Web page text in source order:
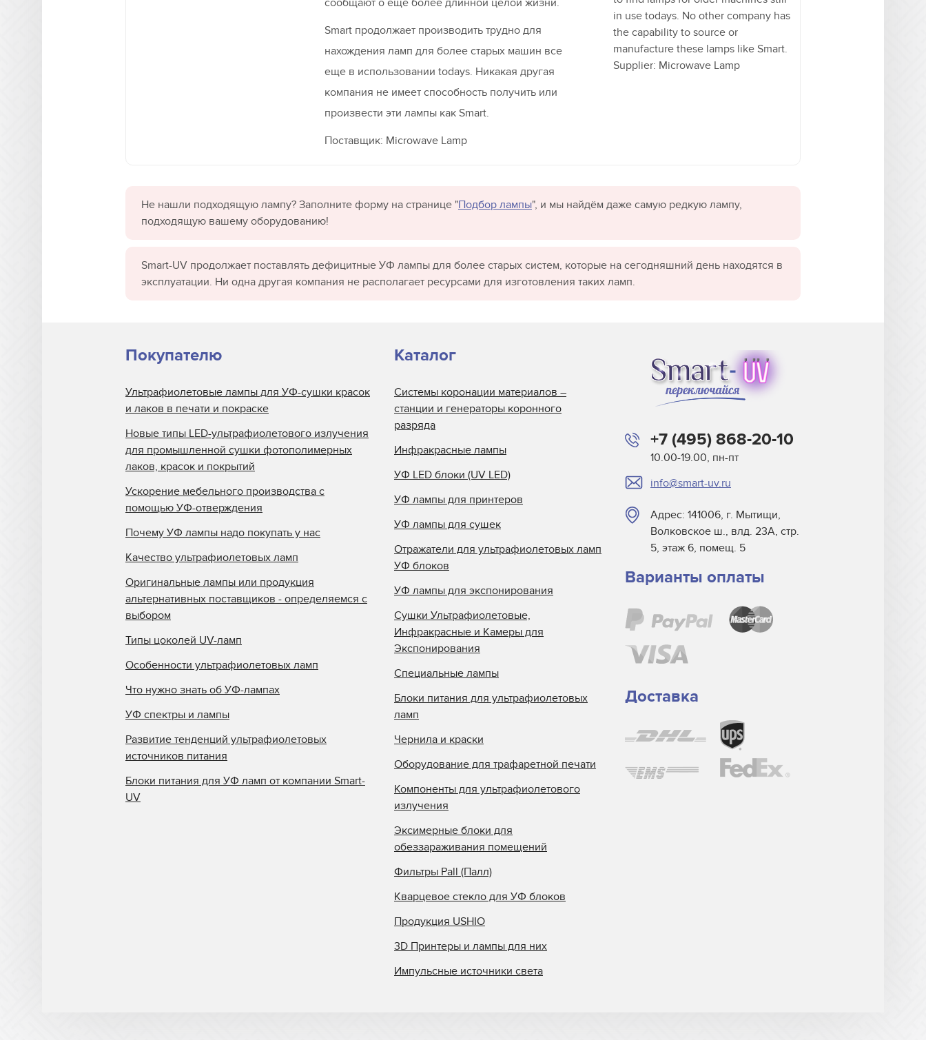
сообщают о еще более длинной целой жизни.
Smart продолжает производить трудно для
нахождения ламп для более старых машин все
еще в использовании todays. Никакая другая
компания не имеет способность получить или
произвести эти лампы как Smart.
Поставщик: Microwave Lamp
in use todays. No other company has
the capability to source or
manufacture these lamps like Smart.
Supplier: Microwave Lamp
Не нашли подходящую лампу? Заполните форму на странице "Подбор лампы", и мы найдём даже самую редкую лампу,
подходящую вашему оборудованию!
Smart-UV продолжает поставлять дефицитные УФ лампы для более старых систем, которые на сегодняшний день находятся в
эксплуатации. Ни одна другая компания не располагает ресурсами для изготовления таких ламп.
+7 (495) 868-20-10
10.00-19.00, пн-пт
info@smart-uv.ru
Адрес: 141006, г. Мытищи,
Волковское ш., влд. 23А, стр.
5, этаж 6, помещ. 5
Варианты оплаты
Доставка
Покупателю
Ультрафиолетовые лампы для УФ-сушки красок
и лаков в печати и покраске
Новые типы LED-ультрафиолетового излучения
для промышленной сушки фотополимерных
лаков, красок и покрытий
Ускорение мебельного производства с
помощью УФ-отверждения
Почему УФ лампы надо покупать у нас
Качество ультрафиолетовых ламп
Оригинальные лампы или продукция
альтернативных поставщиков - определяемся с
выбором
Типы цоколей UV-ламп
Особенности ультрафиолетовых ламп
Что нужно знать об УФ-лампах
УФ спектры и лампы
Развитие тенденций ультрафиолетовых
источников питания
Блоки питания для УФ ламп от компании Smart-
UV
Каталог
Системы коронации материалов –
станции и генераторы коронного
разряда
Инфракрасные лампы
УФ LED блоки (UV LED)
УФ лампы для принтеров
УФ лампы для сушек
Отражатели для ультрафиолетовых ламп
УФ блоков
УФ лампы для экспонирования
Сушки Ультрафиолетовые,
Инфракрасные и Камеры для
Экспонирования
Специальные лампы
Блоки питания для ультрафиолетовых
ламп
Чернила и краски
Оборудование для трафаретной печати
Компоненты для ультрафиолетового
излучения
Эксимерные блоки для
обеззараживания помещений
Фильтры Pall (Палл)
Кварцевое стекло для УФ блоков
Продукция USHIO
3D Принтеры и лампы для них
Импульсные источники света